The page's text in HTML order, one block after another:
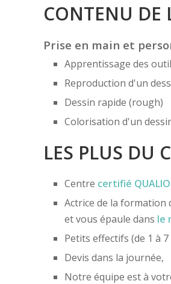
CONTENU DE
Prise en main et
Apprentissage des
Reproduction d'un
Dessin rapide (rough)
Colorisation d'un
LES PLUS DU
Centre certifié
Actrice de la formation
et vous épaule dans le
Petits effectifs (de 1 à
Devis dans la journée,
Notre équipe est à